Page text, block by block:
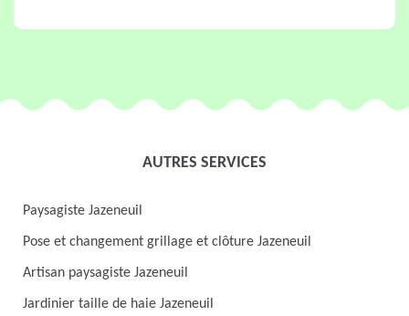
AUTRES SERVICES
Paysagiste Jazeneuil
Pose et changement grillage et clôture Jazeneuil
Artisan paysagiste Jazeneuil
Jardinier taille de haie Jazeneuil